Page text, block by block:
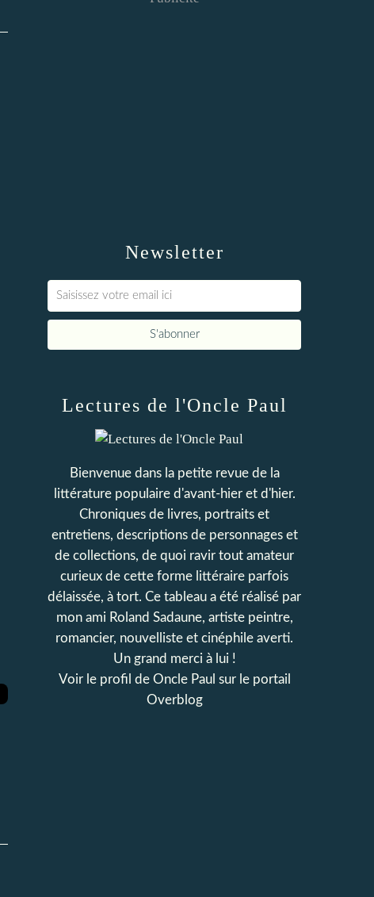
Newsletter
Lectures de l'Oncle Paul
Bienvenue dans la petite revue de la
littérature populaire d'avant-hier et d'hier.
Chroniques de livres, portraits et
entretiens, descriptions de personnages et
de collections, de quoi ravir tout amateur
curieux de cette forme littéraire parfois
délaissée, à tort. Ce tableau a été réalisé par
mon ami Roland Sadaune, artiste peintre,
romancier, nouvelliste et cinéphile averti.
Un grand merci à lui !
Voir le profil de Oncle Paul sur le portail
Overblog